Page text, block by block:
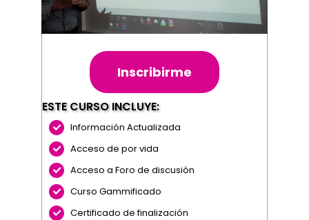
Inscribirme
ESTE CURSO INCLUYE:
Información Actualizada
Acceso de por vida
Acceso a Foro de discusión
Curso Gammificado
Certificado de finalización